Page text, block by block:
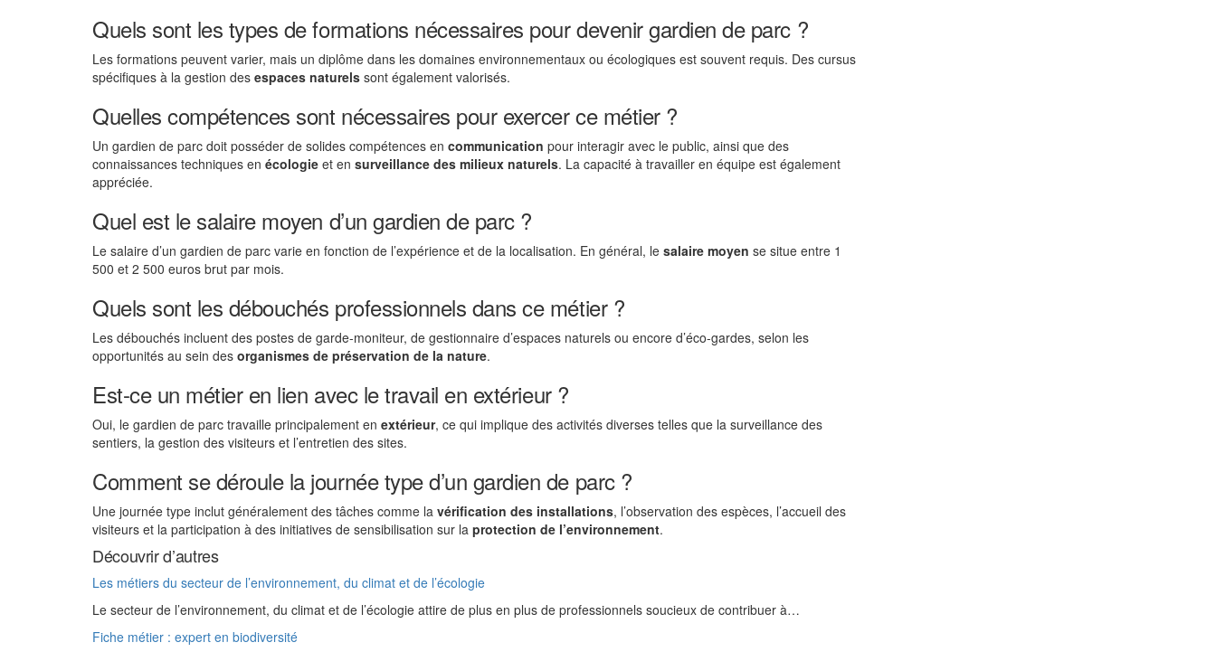
Quels sont les types de formations nécessaires pour devenir gardien de parc ?
Les formations peuvent varier, mais un diplôme dans les domaines environnementaux ou écologiques est souvent requis. Des cursus
spécifiques à la gestion des espaces naturels sont également valorisés.
Quelles compétences sont nécessaires pour exercer ce métier ?
Un gardien de parc doit posséder de solides compétences en communication pour interagir avec le public, ainsi que des
connaissances techniques en écologie et en surveillance des milieux naturels. La capacité à travailler en équipe est également
appréciée.
Quel est le salaire moyen d’un gardien de parc ?
Le salaire d’un gardien de parc varie en fonction de l’expérience et de la localisation. En général, le salaire moyen se situe entre 1
500 et 2 500 euros brut par mois.
Quels sont les débouchés professionnels dans ce métier ?
Les débouchés incluent des postes de garde-moniteur, de gestionnaire d’espaces naturels ou encore d’éco-gardes, selon les
opportunités au sein des organismes de préservation de la nature.
Est-ce un métier en lien avec le travail en extérieur ?
Oui, le gardien de parc travaille principalement en extérieur, ce qui implique des activités diverses telles que la surveillance des
sentiers, la gestion des visiteurs et l’entretien des sites.
Comment se déroule la journée type d’un gardien de parc ?
Une journée type inclut généralement des tâches comme la vérification des installations, l’observation des espèces, l’accueil des
visiteurs et la participation à des initiatives de sensibilisation sur la protection de l’environnement.
Découvrir d’autres
Les métiers du secteur de l’environnement, du climat et de l’écologie
Le secteur de l’environnement, du climat et de l’écologie attire de plus en plus de professionnels soucieux de contribuer à…
Fiche métier : expert en biodiversité